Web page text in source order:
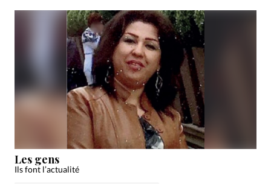
Les gens
Ils font l’actualité